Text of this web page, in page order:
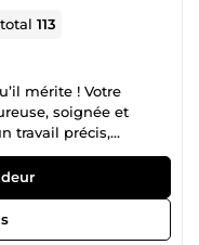
total113
mérite ! Votre
soignée et
travail précis,
à vos besoins. 👷‍♂️
d’expérience, je
métalliques,
détails d’exécution
et conforme. 🔧